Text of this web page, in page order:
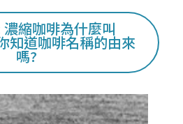
縮咖啡為什麼叫
知道咖啡名稱的由來
嗎?